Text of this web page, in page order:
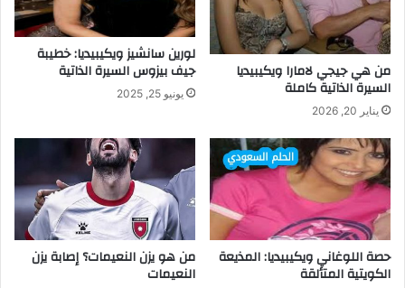
من هي جيجي لامارا ويكيبيديا
السيرة الذاتية كاملة
يناير 20, 2026
لورين سانشيز ويكيبيديا: خطيبة
جيف بيزوس السيرة الذاتية
يونيو 25, 2025
حصة اللوغاني ويكيبيديا: المذيعة
الكويتية المتألقة
من هو يزن النعيمات؟ إصابة يزن
النعيمات